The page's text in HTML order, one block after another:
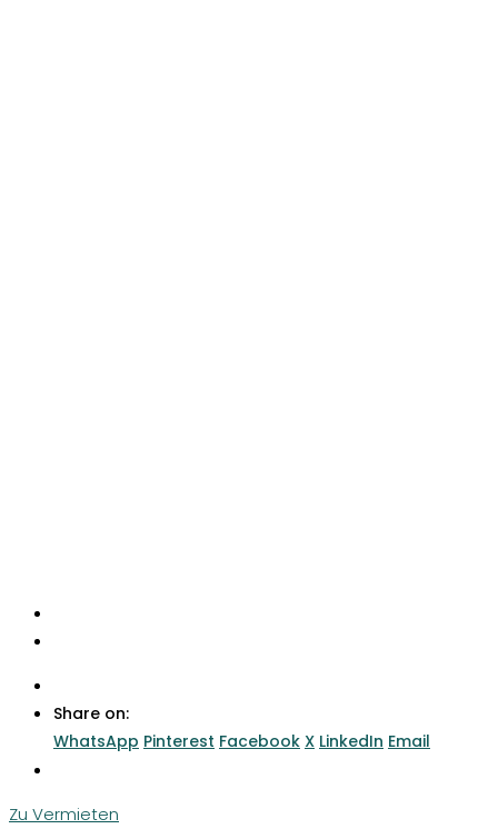
Share on:
WhatsApp Pinterest Facebook X LinkedIn Email
Zu Vermieten